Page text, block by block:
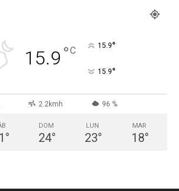
15.9 °C 15.9°
15.9°
2.2kmh 96 %
°
DOM
24°
LUN
23°
MAR
18°